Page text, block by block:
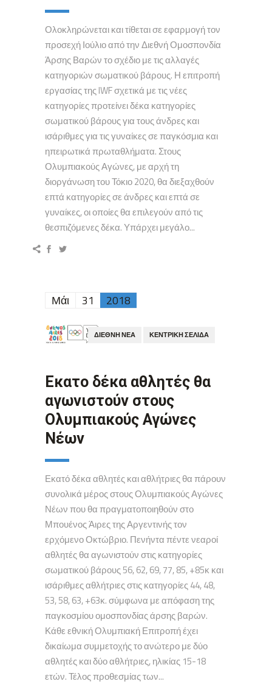
Ολοκληρώνεται και τίθεται σε εφαρμογή τον
προσεχή Ιούλιο από την Διεθνή Ομοσπονδία
Άρσης Βαρών το σχέδιο με τις αλλαγές
κατηγοριών σωματικού βάρους. Η επιτροπή
εργασίας της IWF σχετικά με τις νέες
κατηγορίες προτείνει δέκα κατηγορίες
σωματικού βάρους για τους άνδρες και
ισάριθμες για τις γυναίκες σε παγκόσμια και
ηπειρωτικά πρωταθλήματα. Στους
Ολυμπιακούς Αγώνες, με αρχή τη
διοργάνωση του Τόκιο 2020, θα διεξαχθούν
επτά κατηγορίες σε άνδρες και επτά σε
γυναίκες, οι οποίες θα επιλεγούν από τις
θεσπιζόμενες δέκα. Υπάρχει μεγάλο...
Μάι 31 2018
ΔΙΕΘΝΉ ΝΈΑ ΚΕΝΤΡΙΚΉ ΣΕΛΊΔΑ
Εκατο δέκα αθλητές θα
αγωνιστούν στους
Ολυμπιακούς Αγώνες
Νέων
Εκατό δέκα αθλητές και αθλήτριες θα πάρουν
συνολικά μέρος στους Ολυμπιακούς Αγώνες
Νέων που θα πραγματοποιηθούν στο
Μπουένος Άιρες της Αργεντινής τον
ερχόμενο Οκτώβριο. Πενήντα πέντε νεαροί
αθλητές θα αγωνιστούν στις κατηγορίες
σωματικού βάρους 56, 62, 69, 77, 85, +85κ και
ισάριθμες αθλήτριες στις κατηγορίες 44, 48,
53, 58, 63, +63κ. σύμφωνα με απόφαση της
παγκοσμίου ομοσπονδίας άρσης βαρών.
Κάθε εθνική Ολυμπιακή Επιτροπή έχει
δικαίωμα συμμετοχής το ανώτερο με δύο
αθλητές και δύο αθλήτριες, ηλικίας 15-18
ετών. Τέλος προθεσμίας των...